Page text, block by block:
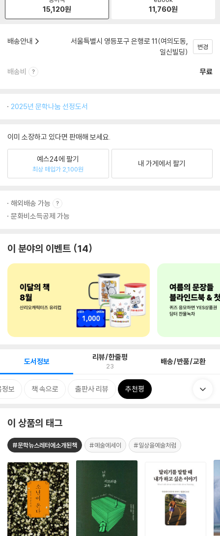
15,120원 11,760원
배송안내
서울특별시 영등포구 은행로 11(여의도동,
일신빌딩)
변경
배송비 무료
2025년 문학나눔 선정도서
이미 소장하고 있다면 판매해 보세요.
예스24에 팔기
최상 매입가 2,100원
내 가게에서 팔기
해외배송 가능
문화비소득공제 가능
이 분야의 이벤트 14
도서정보 리뷰/한줄평
23 배송/반품/교환
정보 책 속으로 출판사 리뷰 추천평
이 상품의 태그
#문학뉴스레터에소개된책 #예술에세이 #일상을예술처럼